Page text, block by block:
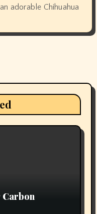
adorable Chihuahua
Carbon